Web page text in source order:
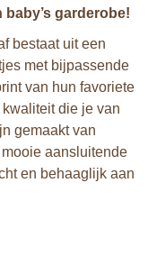
garderobe!
bestaat uit een
met bijpassende
van hun favoriete
die je van
gemaakt van
aansluitende
en behaaglijk aan